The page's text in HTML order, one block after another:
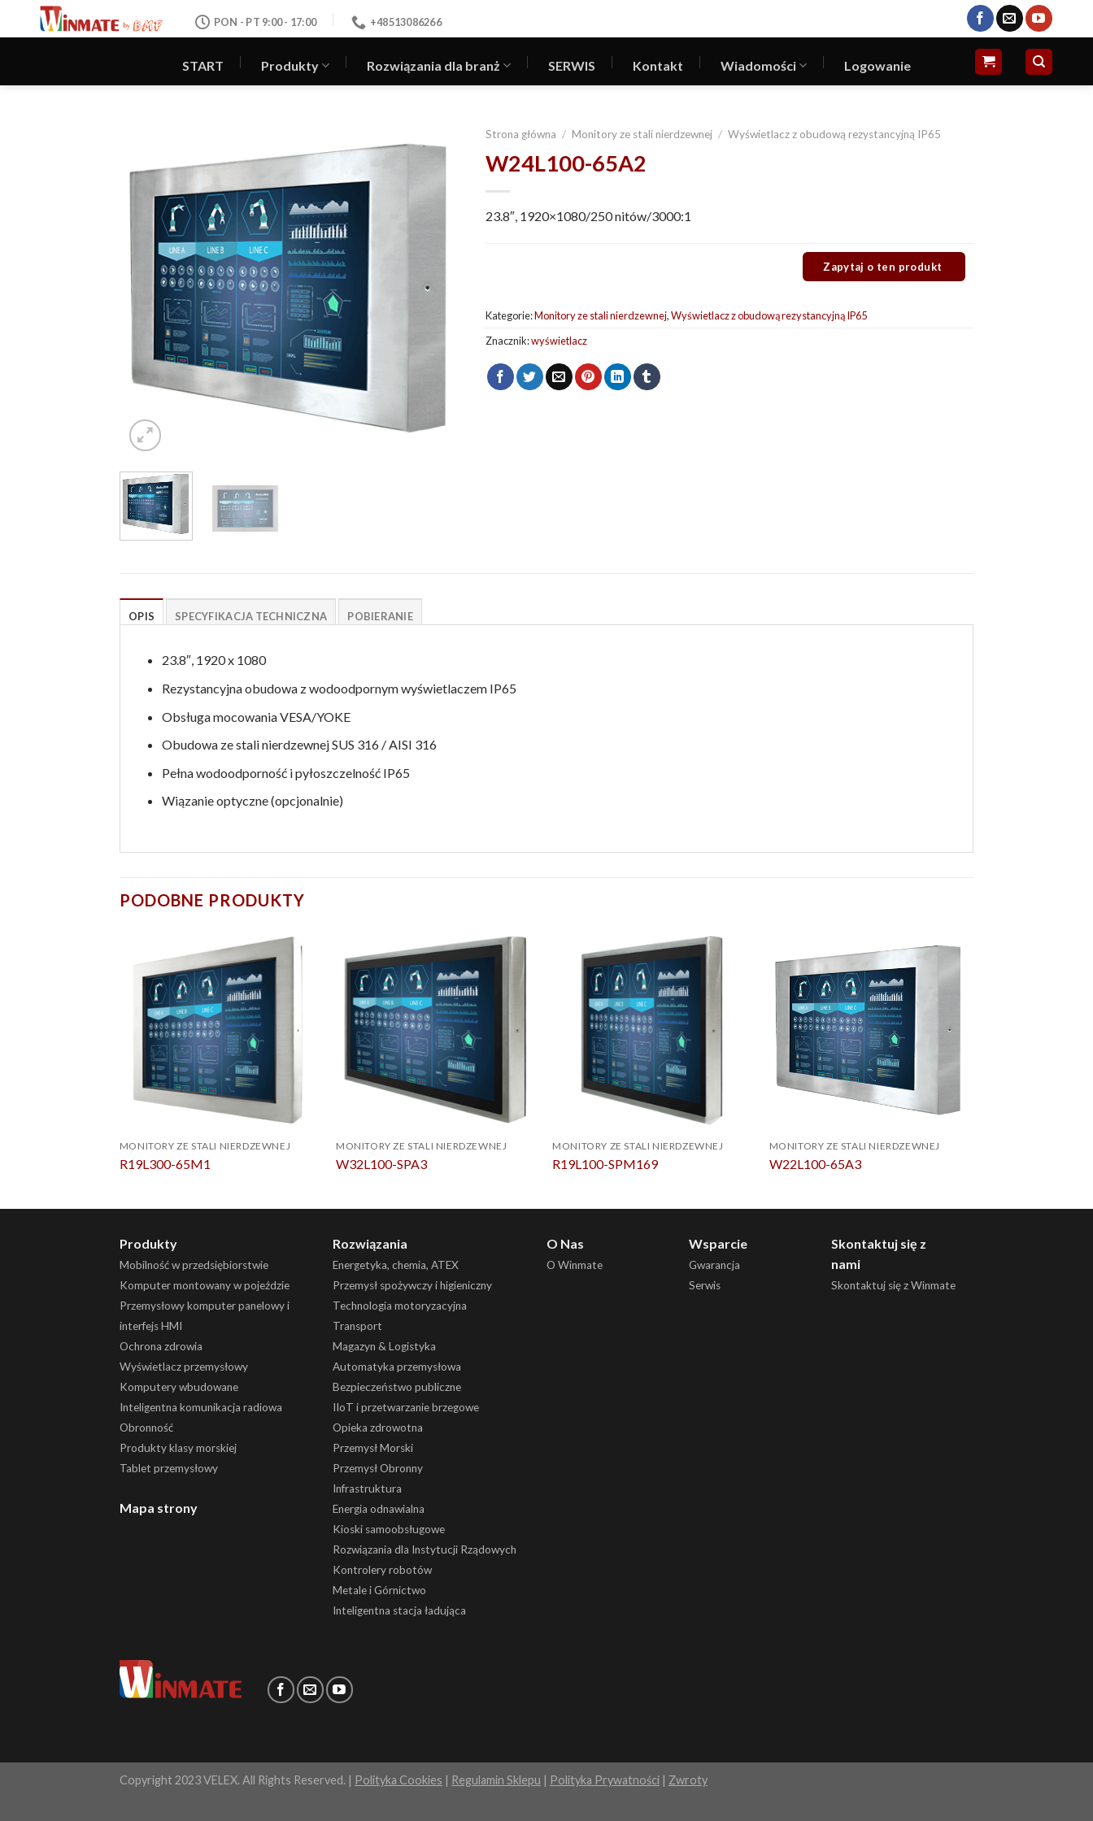
PON - PT 9:00 - 17:00 +48513086266
START Produkty Rozwiązania dla branż SERWIS Kontakt Wiadomości Logowanie
Strona główna / Monitory ze stali nierdzewnej / Wyświetlacz z obudową rezystancyjną IP65
W24L100-65A2
23.8″, 1920×1080/250 nitów/3000:1
Kategorie:Monitory ze stali nierdzewnej,Wyświetlacz z obudową rezystancyjną IP65
Znacznik:wyświetlacz
OPIS SPECYFIKACJA TECHNICZNA POBIERANIE
23.8″, 1920 x 1080
Rezystancyjna obudowa z wodoodpornym wyświetlaczem IP65
Obsługa mocowania VESA/YOKE
Obudowa ze stali nierdzewnej SUS 316 / AISI 316
Pełna wodoodporność i pyłoszczelność IP65
Wiązanie optyczne (opcjonalnie)
PODOBNE PRODUKTY
MONITORY ZE STALI NIERDZEWNEJ
R19L300-65M1
MONITORY ZE STALI NIERDZEWNEJ
W32L100-SPA3
MONITORY ZE STALI NIERDZEWNEJ
R19L100-SPM169
MONITORY ZE STALI NIERDZEWNEJ
W22L100-65A3
Produkty
Mobilność w przedsiębiorstwie
Komputer montowany w pojeździe
Przemysłowy komputer panelowy i
interfejs HMI
Ochrona zdrowia
Wyświetlacz przemysłowy
Komputery wbudowane
Inteligentna komunikacja radiowa
Obronność
Produkty klasy morskiej
Tablet przemysłowy
Mapa strony
Rozwiązania
Energetyka, chemia, ATEX
Przemysł spożywczy i higieniczny
Technologia motoryzacyjna
Transport
Magazyn & Logistyka
Automatyka przemysłowa
Bezpieczeństwo publiczne
IIoT i przetwarzanie brzegowe
Opieka zdrowotna
Przemysł Morski
Przemysł Obronny
Infrastruktura
Energia odnawialna
Kioski samoobsługowe
Rozwiązania dla Instytucji Rządowych
Kontrolery robotów
Metale i Górnictwo
Inteligentna stacja ładująca
O Nas
O Winmate
Wsparcie
Gwarancja
Serwis
Skontaktuj się z
nami
Skontaktuj się z Winmate
Copyright 2023 VELEX. All Rights Reserved. | Polityka Cookies | Regulamin Sklepu | Polityka Prywatności | Zwroty